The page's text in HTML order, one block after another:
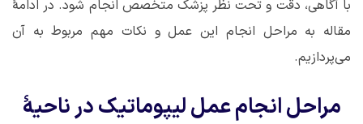
با آگاهی، دقت و تحت نظر پزشک متخصص انجام شود. در ادامۀ
مقاله به مراحل انجام این عمل و نکات مهم مربوط به آن
می‌پردازیم.
مراحل انجام عمل لیپوماتیک در ناحیۀ